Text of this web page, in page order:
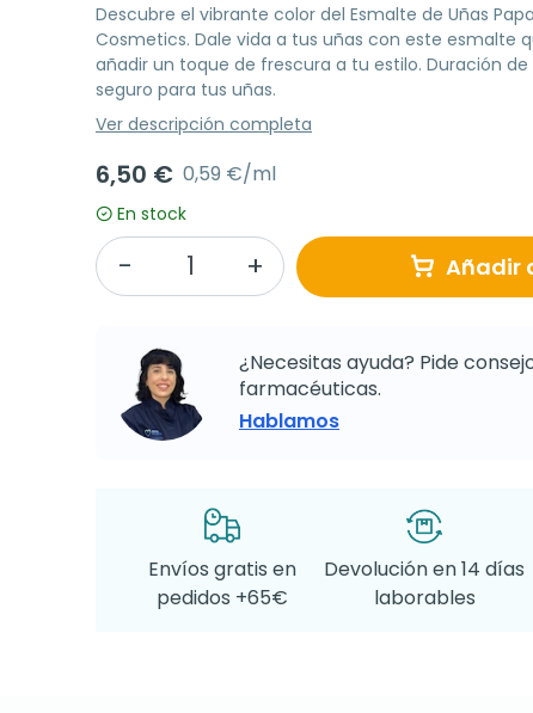
Descubre el vibrante color del Esmalte de Uñas
Cosmetics. Dale vida a tus uñas con este esmalte
añadir un toque de frescura a tu estilo. Duración
seguro para tus uñas.
Ver descripción completa
6,50 € 0,59 €/ml
En stock
Añadir
¿Necesitas ayuda? Pide
farmacéuticas.
Hablamos
Envíos gratis en
pedidos +65€
Devolución en 14 días
laborables